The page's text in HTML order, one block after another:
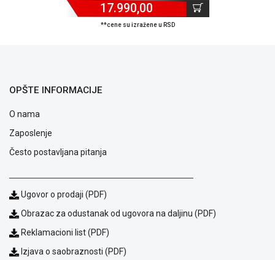
Način
plaćanja
Isporuka
Podrška
Opšti
uslovi
poslovanja
17.990,00
**cene su izražene u RSD
OPŠTE INFORMACIJE
O nama
Zaposlenje
Često postavljana pitanja
Ugovor o prodaji (PDF)
Obrazac za odustanak od ugovora na daljinu (PDF)
Reklamacioni list (PDF)
Izjava o saobraznosti (PDF)